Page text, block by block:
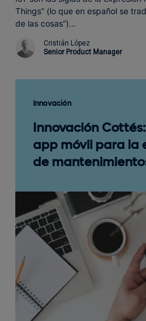
Things” (lo que en español se
de las cosas”)...
Cristián López
Senior Product Manager
Innovación
Innovación
app móvil para la
de